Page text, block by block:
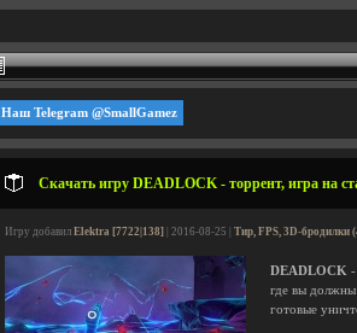
Наш Telegram @SmallGamez
Скачать игру DEADLOCK - торрент, игра на
Игру добавил Elektra [7722|138] | 2016-08-25 | Тир, FPS, 3D-бродилки
DEADLOCK -
где вы должны
готовые